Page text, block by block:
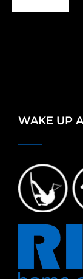
WAKE UP